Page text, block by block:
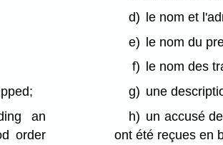
an
order
d) le nom et
e) le nom du
f)
le nom des
g) une
h) un accusé
ont été reçues en